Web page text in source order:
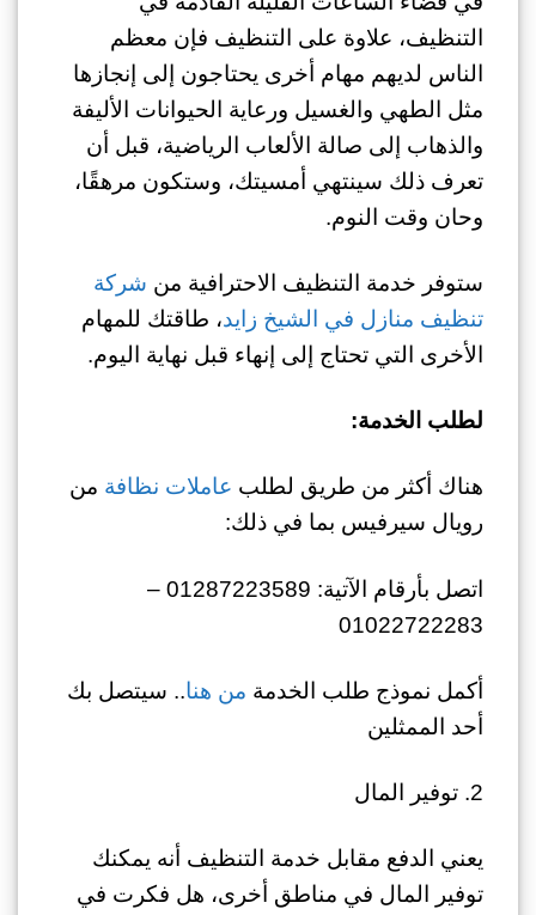
التنظيف، علاوة على التنظيف فإن معظم
الناس لديهم مهام أخرى يحتاجون إلى إنجازها
مثل الطهي والغسيل ورعاية الحيوانات الأليفة
والذهاب إلى صالة الألعاب الرياضية، قبل أن
تعرف ذلك سينتهي أمسيتك، وستكون مرهقًا،
وحان وقت النوم.
ستوفر خدمة التنظيف الاحترافية من شركة
تنظيف منازل في الشيخ زايد، طاقتك للمهام
الأخرى التي تحتاج إلى إنهاء قبل نهاية اليوم.
لطلب الخدمة:
هناك أكثر من طريق لطلب عاملات نظافة من
رويال سيرفيس بما في ذلك:
اتصل بأرقام الآتية: 01287223589 –
01022722283
أكمل نموذج طلب الخدمة من هنا.. سيتصل بك
أحد الممثلين
2. توفير المال
يعني الدفع مقابل خدمة التنظيف أنه يمكنك
توفير المال في مناطق أخرى، هل فكرت في